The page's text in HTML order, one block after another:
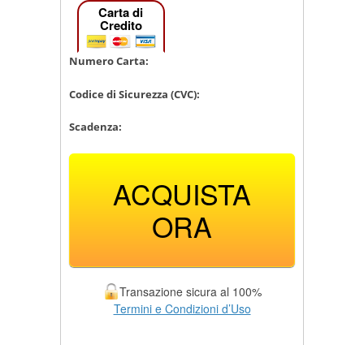
Carta di
Credito
Numero Carta:
Codice di Sicurezza (CVC):
Scadenza:
ACQUISTA
ORA
Transazione sicura al 100%
Termini e Condizioni d’Uso